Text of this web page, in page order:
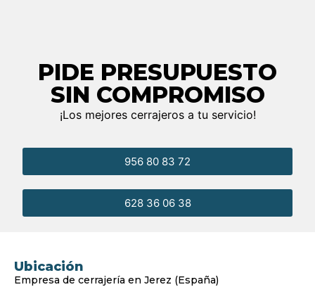
PIDE PRESUPUESTO
SIN COMPROMISO
¡Los mejores cerrajeros a tu servicio!
628 36 06 38
956 80 83 72
Ubicación
Empresa de cerrajería en Jerez (España)